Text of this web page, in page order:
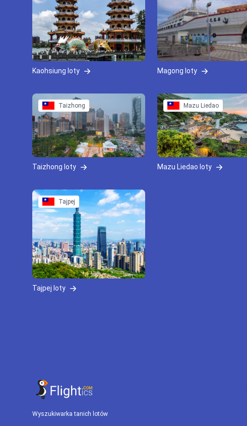
Kaohsiung loty Magong loty
Taizhong
Taizhong loty
Mazu Liedao
Mazu Liedao loty
Tajpej
Tajpej loty
Wyszukiwarka tanich lotów